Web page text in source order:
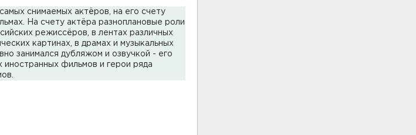
снимаемых актёров, на его счету
На счету актёра разноплановые роли
режиссёров, в лентах различных
картинах, в драмах и музыкальных
занимался дубляжом и озвучкой - его
иностранных фильмов и герои ряда